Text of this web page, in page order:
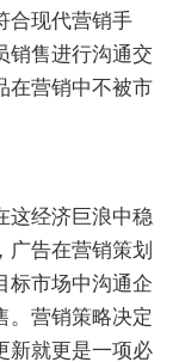
合现代营销手
销售进行沟通交
在营销中不被市
经济巨浪中稳
广告在营销策划
标市场中沟通企
。营销策略决定
新就更是一项必